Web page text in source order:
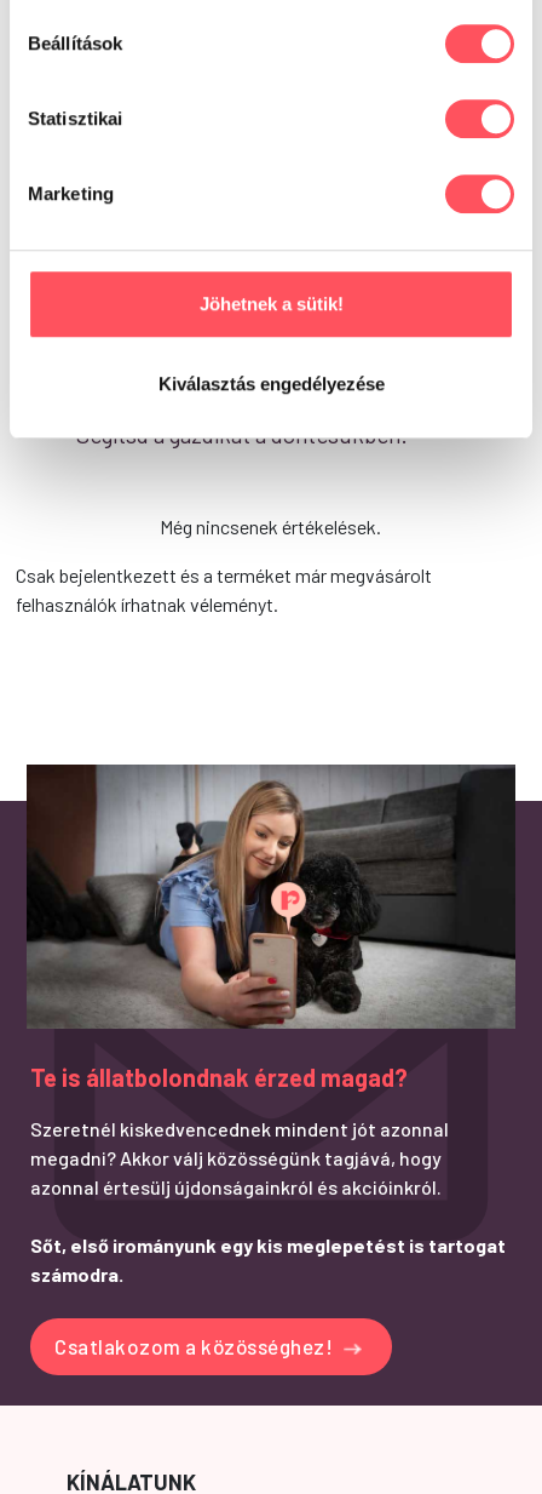
Beállítások
Statisztikai
Marketing
Jöhetnek a sütik!
Kiválasztás engedélyezése
Már kipróbáltad ezt a
terméket?
véleményedet a Petguru közösségével!
Segítsd a gazdikat a döntésükben!
Még nincsenek értékelések.
Csak bejelentkezett és a terméket már megvásárolt
felhasználók írhatnak véleményt.
Te is állatbolondnak érzed magad?
Szeretnél kiskedvencednek mindent jót azonnal
megadni? Akkor válj közösségünk tagjává, hogy
azonnal értesülj újdonságainkról és akcióinkról.
Sőt, első irományunk egy kis meglepetést is tartogat
számodra.
Csatlakozom a közösséghez!
KÍNÁLATUNK